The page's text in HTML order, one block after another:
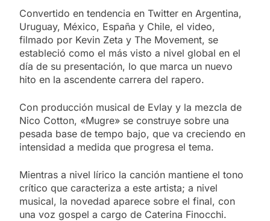
Convertido en tendencia en Twitter en Argentina,
Uruguay, México, España y Chile, el video,
filmado por Kevin Zeta y The Movement, se
estableció como el más visto a nivel global en el
día de su presentación, lo que marca un nuevo
hito en la ascendente carrera del rapero.
Con producción musical de Evlay y la mezcla de
Nico Cotton, «Mugre» se construye sobre una
pesada base de tempo bajo, que va creciendo en
intensidad a medida que progresa el tema.
Mientras a nivel lírico la canción mantiene el tono
crítico que caracteriza a este artista; a nivel
musical, la novedad aparece sobre el final, con
una voz gospel a cargo de Caterina Finocchi.